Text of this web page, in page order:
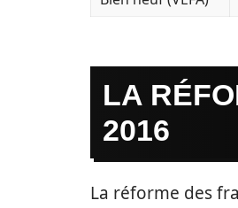
LA
2016
La réforme des